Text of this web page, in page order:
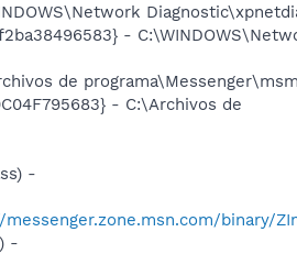
-
de
- C:\Archivos de
-
binary/
-